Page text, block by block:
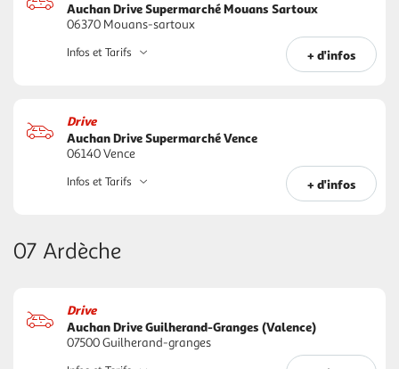
Auchan Drive Supermarché Mouans Sartoux
06370 Mouans-sartoux
+ d'infos
Infos et Tarifs
Drive
Auchan Drive Supermarché Vence
06140 Vence
+ d'infos
Infos et Tarifs
07 Ardèche
Drive
Auchan Drive Guilherand-Granges (Valence)
07500 Guilherand-granges